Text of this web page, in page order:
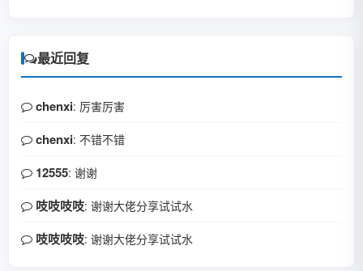
最近回复
chenxi: 厉害厉害
chenxi: 不错不错
12555: 谢谢
吱吱吱吱: 谢谢大佬分享试试水
吱吱吱吱: 谢谢大佬分享试试水